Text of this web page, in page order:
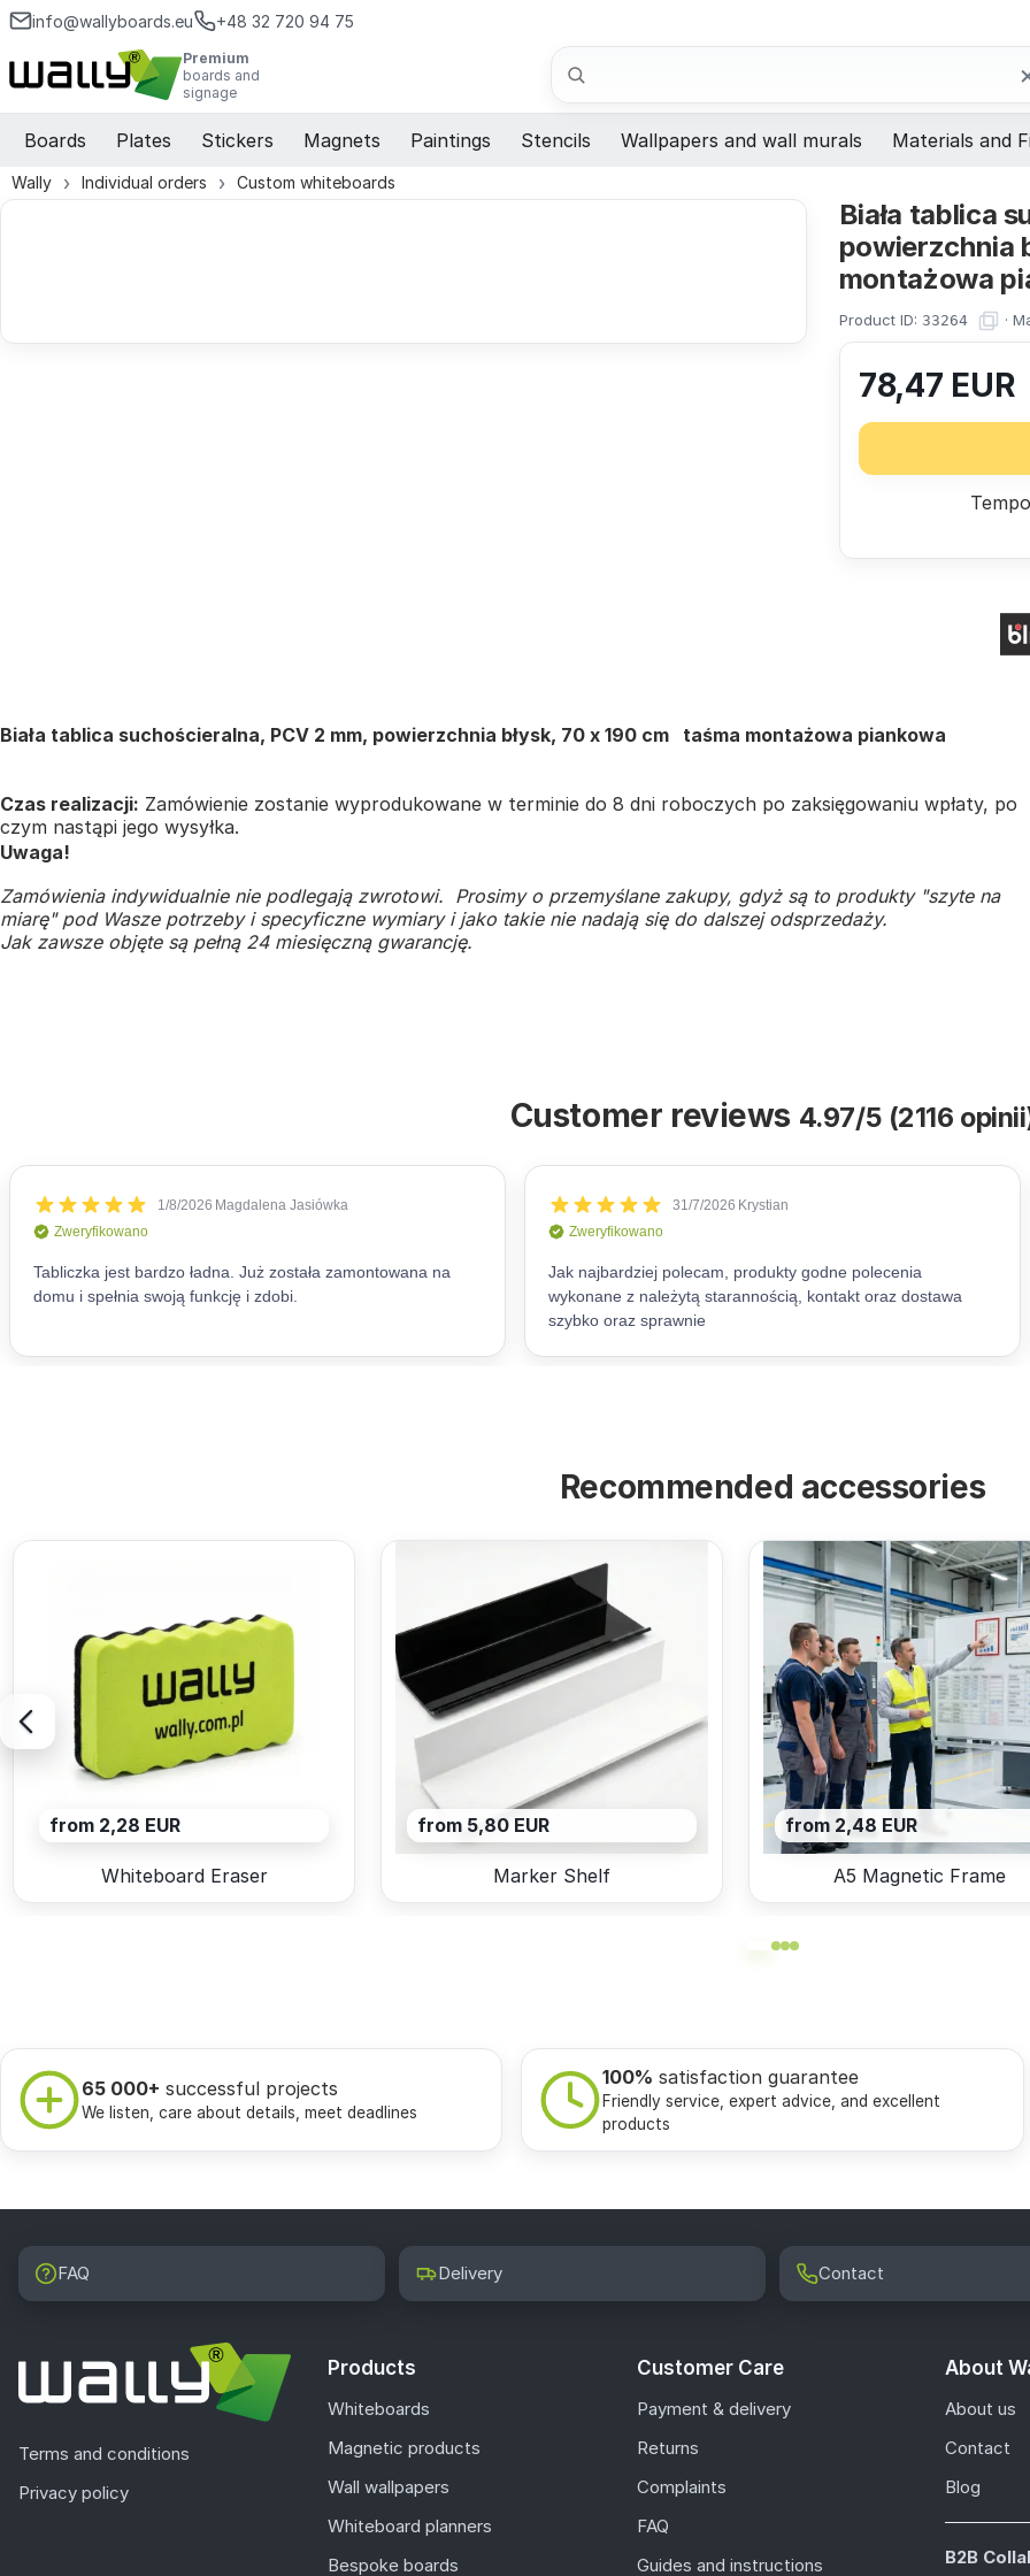
info@wallyboards.eu +48 32 720 94 75
Premium
boards and
signage
Search
Boards Plates Stickers Magnets Paintings Stencils Wallpapers and wall murals Materials and
Wally Individual orders Custom whiteboards
Biała tablica
powierzchnia
montażowa
Product ID: 33264 ·
78,47 EUR
Biała tablica suchościeralna, PCV 2 mm, powierzchnia błysk, 70 x 190 cm taśma montażowa piankowa
Czas realizacji: Zamówienie zostanie wyprodukowane w terminie do 8 dni roboczych po zaksięgowaniu wpłaty, po
czym nastąpi jego wysyłka.
Uwaga!
Zamówienia indywidualnie nie podlegają zwrotowi. Prosimy o przemyślane zakupy, gdyż są to produkty "szyte na
miarę" pod Wasze potrzeby i specyficzne wymiary i jako takie nie nadają się do dalszej odsprzedaży.
Jak zawsze objęte są pełną 24 miesięczną gwarancję.
Customer reviews 4.97/5 (2116
Recommended accessories
from 2,28 EUR
Whiteboard Eraser
from 5,80 EUR
Marker Shelf
from 2,48 EUR
A5 Magnetic Frame
65 000+ successful projects
We listen, care about details, meet deadlines
100% satisfaction guarantee
Friendly service, expert advice, and excellent
products
FAQ Delivery Contact
Terms and conditions
Privacy policy
Products
Whiteboards
Magnetic products
Wall wallpapers
Whiteboard planners
Bespoke boards
Customer Care
Payment & delivery
Returns
Complaints
FAQ
Guides and instructions
About
About us
Contact
Blog
B2B